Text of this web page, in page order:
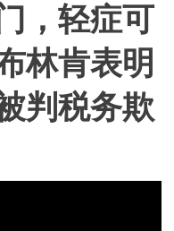
，轻症可
林肯表明
判税务欺